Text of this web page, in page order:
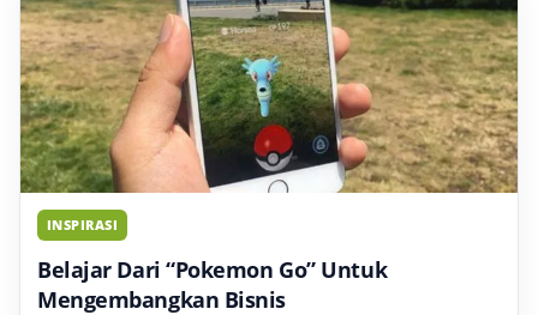
INSPIRASI
Belajar Dari “Pokemon Go” Untuk
Mengembangkan Bisnis